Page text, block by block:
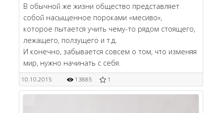
В обычной же жизни общество представляет
собой насыщенное пороками «месиво»,
которое пытается учить чему-то рядом стоящего,
лежащего, ползущего и т.д.
И конечно, забывается совсем о том, что изменяя
мир, нужно начинать с себя.
10.10.2015 13885 1